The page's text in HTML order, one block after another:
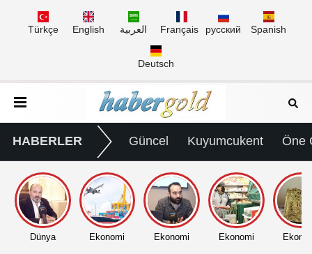
Türkçe English العربية Français русский Spanish
Deutsch
HABERLER Güncel Kuyumcukent Öne
Dünya Ekonomi Ekonomi Ekonomi